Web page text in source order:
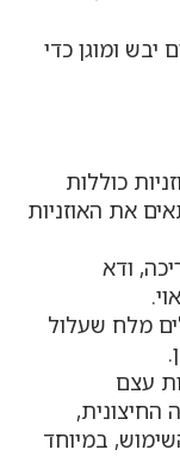
יבש ומוגן כדי
כוללות
את האוזניות
ודא
מלח שעלול
עצם
במיוחד